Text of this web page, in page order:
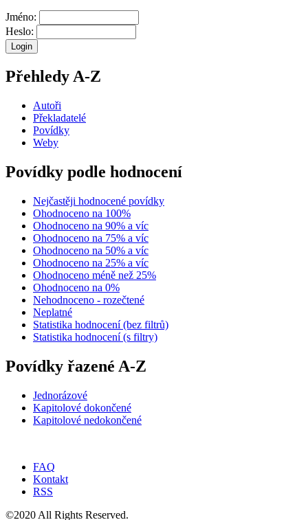
Jméno:
Heslo:
Přehledy A-Z
Autoři
Překladatelé
Povídky
Weby
Povídky podle hodnocení
Nejčastěji hodnocené povídky
Ohodnoceno na 100%
Ohodnoceno na 90% a víc
Ohodnoceno na 75% a víc
Ohodnoceno na 50% a víc
Ohodnoceno na 25% a víc
Ohodnoceno méně než 25%
Ohodnoceno na 0%
Nehodnoceno - rozečtené
Neplatné
Statistika hodnocení (bez filtrů)
Statistika hodnocení (s filtry)
Povídky řazené A-Z
Jednorázové
Kapitolové dokončené
Kapitolové nedokončené
FAQ
Kontakt
RSS
©2020 All Rights Reserved.